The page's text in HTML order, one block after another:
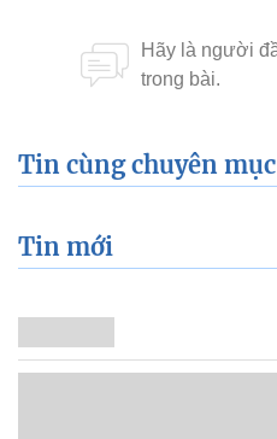
Tin cùng chuyên mục
Tin mới